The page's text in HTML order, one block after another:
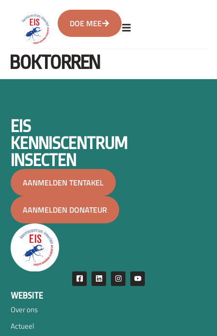
DOE MEE
BOKTORREN
EIS
KENNISCENTRUM
INSECTEN
AANMELDEN TENTAKEL
AANMELDEN DONATEUR
WEBSITE
Over ons
Actueel